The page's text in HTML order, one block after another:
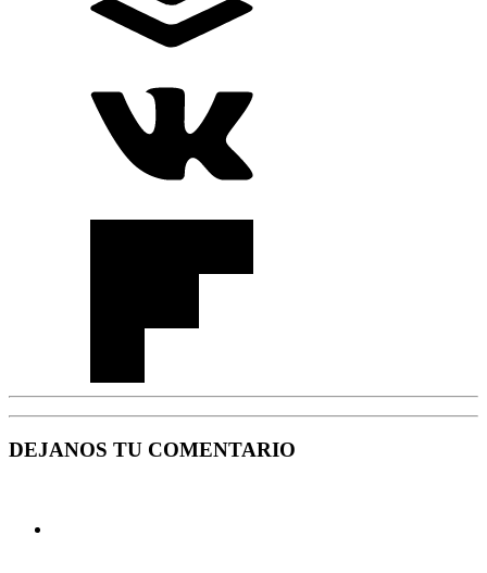
DEJANOS TU COMENTARIO